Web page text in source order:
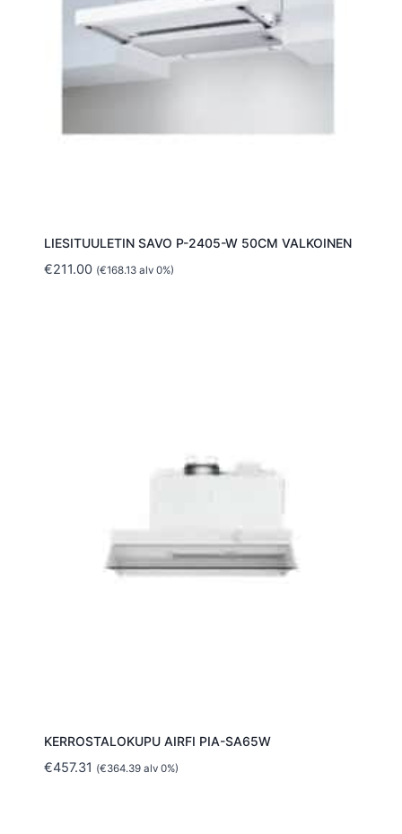
LIESITUULETIN SAVO P-2405-W 50CM VALKOINEN
€211.00 (€168.13alv 0%)
KERROSTALOKUPU AIRFI PIA-SA65W
€457.31 (€364.39alv 0%)